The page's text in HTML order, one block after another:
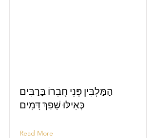
הַמַּלְבִּין פְּנֵי חֲבֵרוֹ בָּרַבִּים
כְּאִילּוּ שָׁפַךְ דָּמִים
Read More